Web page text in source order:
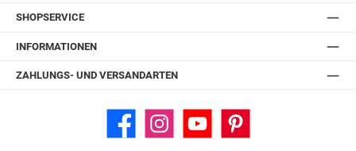
SHOPSERVICE
INFORMATIONEN
ZAHLUNGS- UND VERSANDARTEN
Facebook Instagram YouTube Pinterest